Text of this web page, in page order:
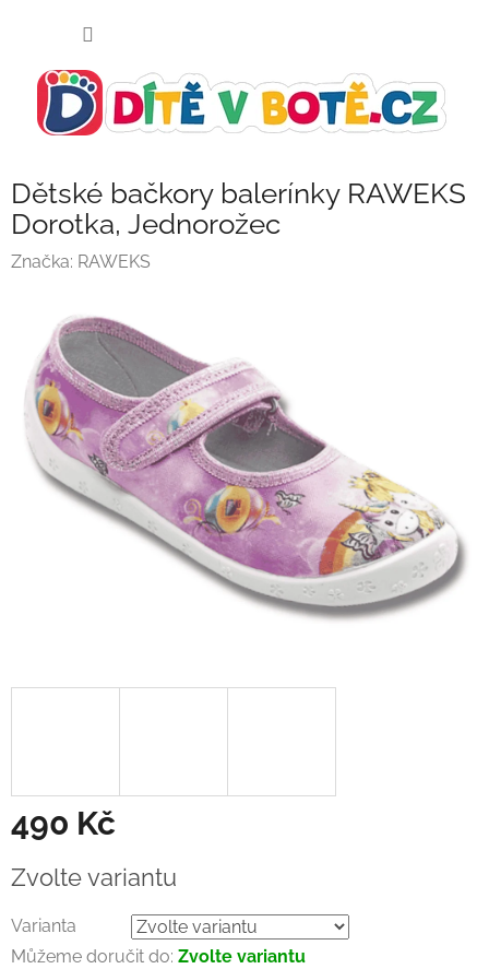
Dětské bačkory balerínky RAWEKS
Dorotka, Jednorožec
Značka: RAWEKS
490 Kč
cena:
Zvolte variantu
Varianta
Můžeme doručit do: Zvolte variantu